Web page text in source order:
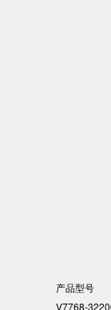
产品型号
V7768-